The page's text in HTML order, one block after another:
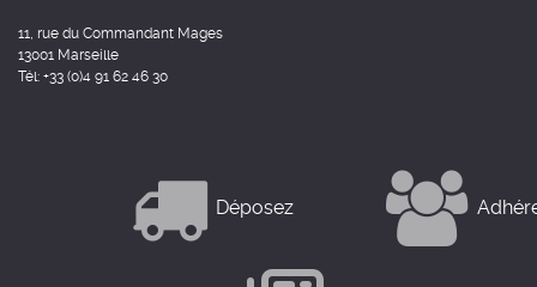
11, rue du Commandant Mages
13001 Marseille
Tél: +33 (0)4 91 62 46 30
Déposez